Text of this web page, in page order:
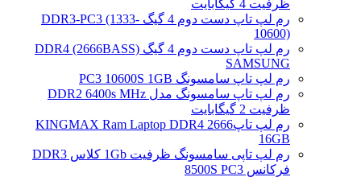
ظرفیت 4 گیگابایت
رم لپ تاپ دست دوم 4 گیگ DDR3-PC3 (1333-
10600)
رم لپ تاپ دست دوم 4 گیگ DDR4 (2666BASS)
SAMSUNG
رم لپ تاپ سامسونگ PC3 10600S 1GB
رم لپ تاپ سامسونگ مدل DDR2 6400s MHz
ظرفیت 2 گیگابایت
رم لپ تاپ2666 KINGMAX Ram Laptop DDR4
16GB
رم لپ تاپی سامسونگ ظرفیت 1Gb کلاس DDR3
فرکانس 8500S PC3